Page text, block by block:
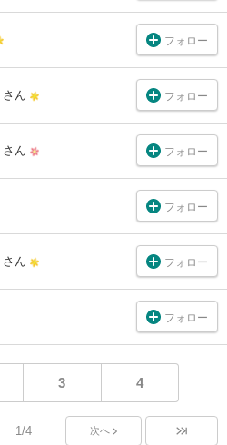
フォロー
さん フォロー
さん フォロー
フォロー
さん フォロー
フォロー
3 4
1/4 次へ